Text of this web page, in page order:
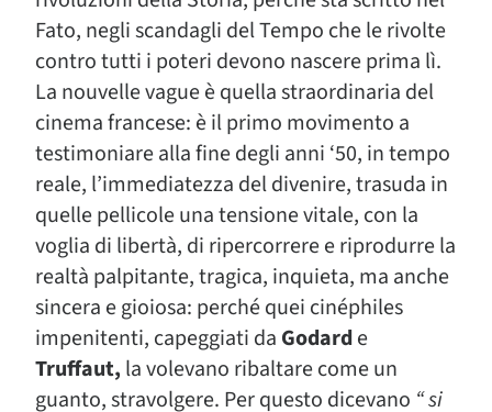
Fato, negli scandagli del Tempo che le rivolte
contro tutti i poteri devono nascere prima lì.
La nouvelle vague è quella straordinaria del
cinema francese: è il primo movimento a
testimoniare alla fine degli anni ‘50, in tempo
reale, l’immediatezza del divenire, trasuda in
quelle pellicole una tensione vitale, con la
voglia di libertà, di ripercorrere e riprodurre la
realtà palpitante, tragica, inquieta, ma anche
sincera e gioiosa: perché quei cinéphiles
impenitenti, capeggiati da Godarde
Truffaut, la volevano ribaltare come un
guanto, stravolgere. Per questo dicevano “ si